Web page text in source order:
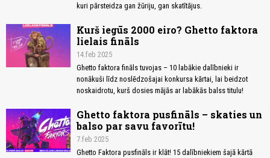
kuri pārsteidza gan žūriju, gan skatītājus.
Kurš iegūs 2000 eiro? Ghetto faktora
lielais fināls
14.feb 2025
Ghetto faktora fināls tuvojas – 10 labākie dalībnieki ir
nonākuši līdz noslēdzošajai konkursa kārtai, lai beidzot
noskaidrotu, kurš dosies mājās ar labākās balss titulu!
Ghetto faktora pusfināls – skaties un
balso par savu favorītu!
7.feb 2025
Ghetto Faktora pusfināls ir klāt! 15 dalībniekiem šajā kārtā